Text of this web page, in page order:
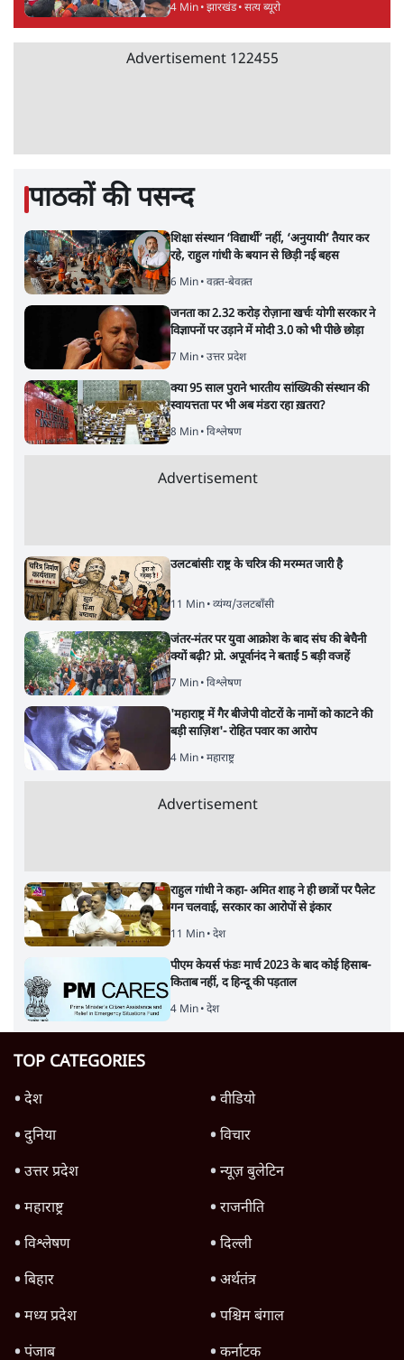
4 Min• झारखंड• सत्य ब्यूरो
Advertisement 122455
पाठकों की पसन्द
शिक्षा संस्थान ‘विद्यार्थी’ नहीं, ‘अनुयायी’ तैयार कर
रहे, राहुल गांधी के बयान से छिड़ी नई बहस
6 Min• वक़्त-बेवक़्त
जनता का 2.32 करोड़ रोज़ाना खर्चः योगी सरकार ने
विज्ञापनों पर उड़ाने में मोदी 3.0 को भी पीछे छोड़ा
7 Min• उत्तर प्रदेश
क्या 95 साल पुराने भारतीय सांख्यिकी संस्थान की
स्वायत्तता पर भी अब मंडरा रहा ख़तरा?
8 Min• विश्लेषण
Advertisement
उलटबांसीः राष्ट्र के चरित्र की मरम्मत जारी है
11 Min• व्यंग्य/उलटबाँसी
जंतर-मंतर पर युवा आक्रोश के बाद संघ की बेचैनी
क्यों बढ़ी? प्रो. अपूर्वानंद ने बताईं 5 बड़ी वजहें
7 Min• विश्लेषण
'महाराष्ट्र में गैर बीजेपी वोटरों के नामों को काटने की
बड़ी साज़िश'- रोहित पवार का आरोप
4 Min• महाराष्ट्र
Advertisement
राहुल गांधी ने कहा- अमित शाह ने ही छात्रों पर पैलेट
गन चलवाई, सरकार का आरोपों से इंकार
11 Min• देश
पीएम केयर्स फंडः मार्च 2023 के बाद कोई हिसाब-
किताब नहीं, द हिन्दू की पड़ताल
4 Min• देश
TOP CATEGORIES
देश
वीडियो
दुनिया
विचार
उत्तर प्रदेश
न्यूज़ बुलेटिन
महाराष्ट्र
राजनीति
विश्लेषण
दिल्ली
बिहार
अर्थतंत्र
मध्य प्रदेश
पश्चिम बंगाल
पंजाब
कर्नाटक